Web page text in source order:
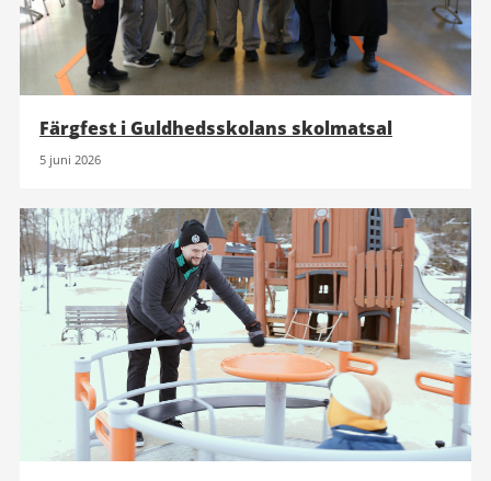
Färgfest i Guldhedsskolans skolmatsal
5 juni 2026